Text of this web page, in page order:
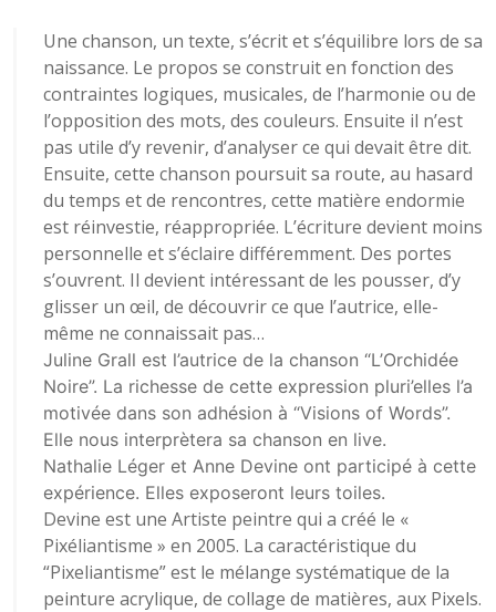
Une chanson, un texte, s’écrit et s’équilibre lors de sa
naissance. Le propos se construit en fonction des
contraintes logiques, musicales, de l’harmonie ou de
l’opposition des mots, des couleurs. Ensuite il n’est
pas utile d’y revenir, d’analyser ce qui devait être dit.
Ensuite, cette chanson poursuit sa route, au hasard
du temps et de rencontres, cette matière endormie
est réinvestie, réappropriée. L’écriture devient moins
personnelle et s’éclaire différemment. Des portes
s’ouvrent. Il devient intéressant de les pousser, d’y
glisser un œil, de découvrir ce que l’autrice, elle-
même ne connaissait pas…
Juline Grall est l’autrice de la chanson “L’Orchidée
Noire”. La richesse de cette expression pluri’elles l’a
motivée dans son adhésion à “Visions of Words”.
Elle nous interprètera sa chanson en live.
Nathalie Léger et Anne Devine ont participé à cette
expérience. Elles exposeront leurs toiles.
Devine est une Artiste peintre qui a créé le «
Pixéliantisme » en 2005. La caractéristique du
“Pixeliantisme” est le mélange systématique de la
peinture acrylique, de collage de matières, aux Pixels.